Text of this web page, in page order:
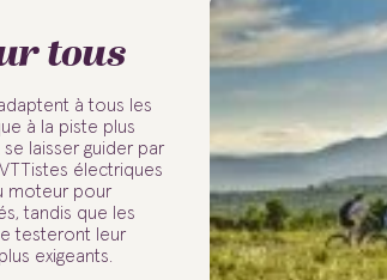
tous
à tous les
à la piste plus
laisser guider par
électriques
moteur pour
tandis que les
testeront leur
exigeants.